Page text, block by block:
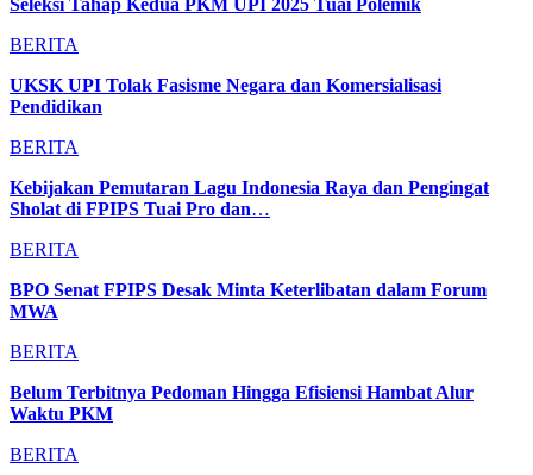
BERITA
UKSK UPI Tolak Fasisme Negara dan Komersialisasi
Pendidikan
BERITA
Kebijakan Pemutaran Lagu Indonesia Raya dan Pengingat
Sholat di FPIPS Tuai Pro dan…
BERITA
BPO Senat FPIPS Desak Minta Keterlibatan dalam Forum
MWA
BERITA
Belum Terbitnya Pedoman Hingga Efisiensi Hambat Alur
Waktu PKM
BERITA